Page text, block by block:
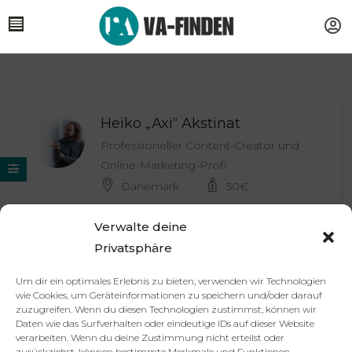
Verwalte deine
Privatsphäre
Um dir ein optimales Erlebnis zu bieten, verwenden wir Technologien
wie Cookies, um Geräteinformationen zu speichern und/oder darauf
zuzugreifen. Wenn du diesen Technologien zustimmst, können wir
Daten wie das Surfverhalten oder eindeutige IDs auf dieser Website
verarbeiten. Wenn du deine Zustimmung nicht erteilst oder
Heiko „Axi“ Akstinat
Professioneller Content-Creator und
Online-Marketing-Profi
Dänemark
50€
Tina Alder
Unna, NRW